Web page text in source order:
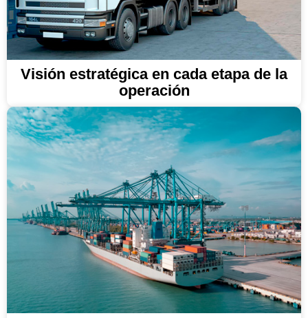
Visión estratégica en cada etapa de la
operación